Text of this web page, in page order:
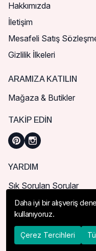
Hakkımızda
İletişim
Mesafeli Satış
Gizlilik İlkeleri
ARAMIZA KATILIN
Mağaza & Butikler
TAKIP EDIN
YARDIM
Sık Sorulan Sorular
Nasıl Sipariş Verebilirim?
Kargo ve Teslimat
İade, İptal ve Değişim
Daha iyi bir alışveriş
kullanıyoruz.
Çerez Tercihleri